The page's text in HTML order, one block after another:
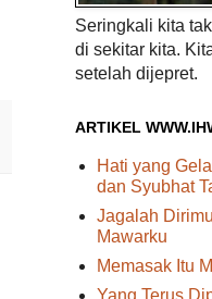
Seringkali kita
di sekitar kita.
setelah dijepret.
ARTIKEL
Hati yang
dan Syubhat
Jagalah
Mawarku
Memasak Itu
Yang Terus